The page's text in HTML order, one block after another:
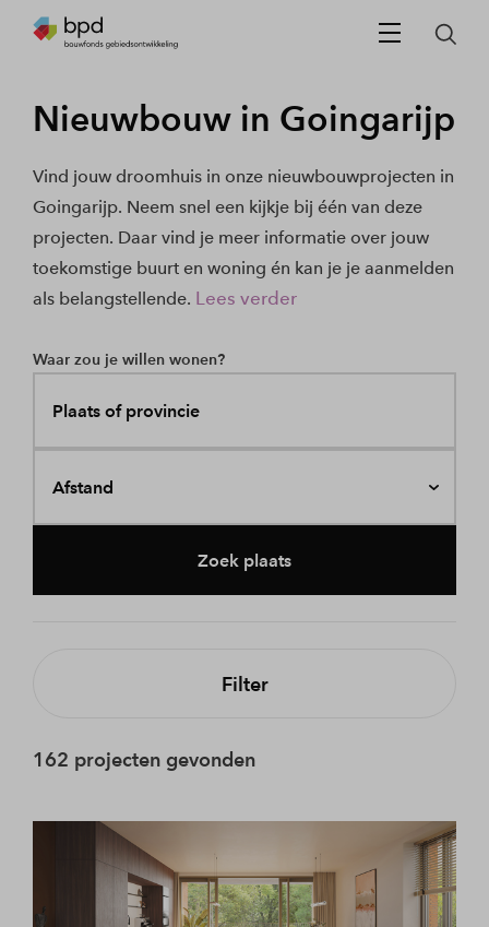
Nieuwbouw in Goingarijp
Vind jouw droomhuis in onze nieuwbouwprojecten in
Goingarijp. Neem snel een kijkje bij één van deze
projecten. Daar vind je meer informatie over jouw
toekomstige buurt en woning én kan je je aanmelden
als belangstellende. Lees verder
Waar zou je willen wonen?
Plaats of provincie
Afstand
Zoek plaats
Filter
162 projecten gevonden